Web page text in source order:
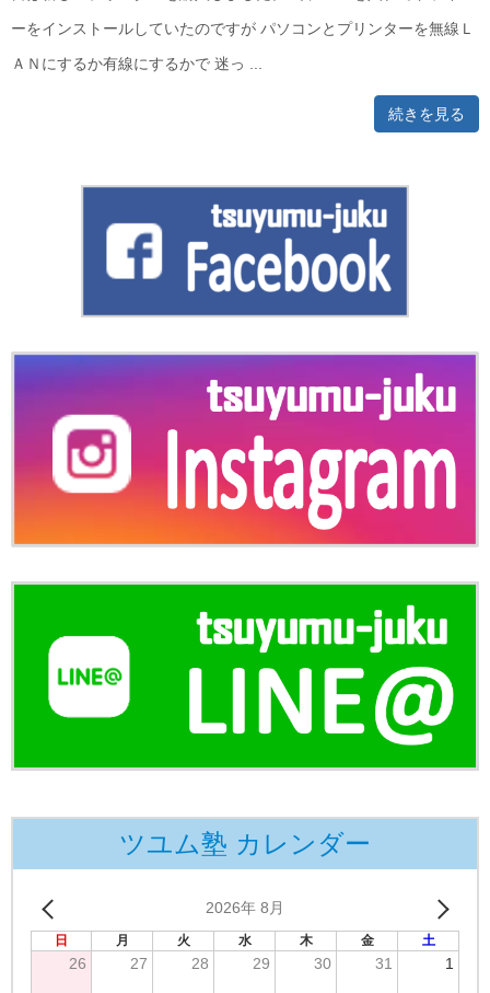
ーをインストールしていたのですが パソコンとプリンターを無線Ｌ
ＡＮにするか有線にするかで 迷っ ...
続きを見る
ツユム塾 カレンダー
2026年 8月
日 月 火 水 木 金 土
26 27 28 29 30 31 1